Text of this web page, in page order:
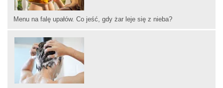
Menu na falę upałów. Co jeść, gdy żar leje się z nieba?